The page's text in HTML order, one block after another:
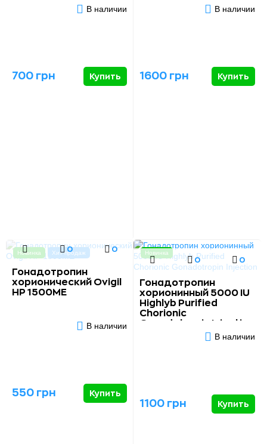
В наличии
700 грн Купить
В наличии
1600 грн Купить
Новинка Хит продаж
0 0
Гонадотропин
хорионический Ovigil
HP 1500МЕ
В наличии
550 грн Купить
Новинка
0 0
Гонадотропин
хорионинный 5000 IU
Highlyb Purified
Chorionic
Gonadotropin Injection
В наличии
1100 грн Купить